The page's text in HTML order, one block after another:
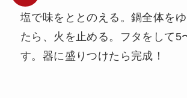
塩で味をととのえる。鍋全体を
たら、火を止める。フタをして5
す。器に盛りつけたら完成！